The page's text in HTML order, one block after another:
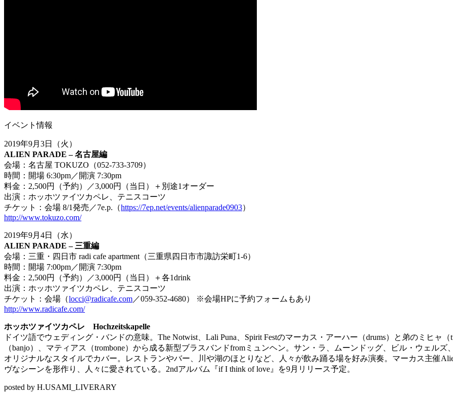
イベント情報
2019年9月 3日（火）
ALIEN PARADE –名古屋編
会場：名古屋 TOKUZO （052-733-3709）
時間：開場 6:30pm／開演 7:30pm
料金： 2,500円（予約）／3,000円（当日）＋別途1 オーダー
出演：ホッホツァイツカペレ、テニスコーツ
チケット：会場 8/1発売／7e.p. （https://7ep.net/events/alienparade0903）
http://www.tokuzo.com/
2019年9月 4日（水）
ALIEN PARADE – 三重編
会場：三重・四日市 radi cafe apartment （三重県四日市市諏訪栄町1-6）
時間：開場 7:00pm／開演 7:30pm
料金： 2,500円（予約）／3,000円（当日）＋各1drink
出演：ホッホツァイツカペレ、テニスコーツ
チケット：会場（locci@radicafe.com／059-352-4680） ※会場HPに予約フォームもあり
http://www.radicafe.com/
ホッホツァイツカペレ Hochzeitskapelle
ドイツ語でウェディング・バンドの意味。The Notwist、Lali Puna、Spirit Festのマーカス・アーハー（drums）と弟のミヒャ（
（banjo）、マティアス（trombone） から成る新型ブラスバンドfromミュンヘン。サン・ラ、
ムーンドッグ、ビル・ウェルズ
オリジナルなスタイルでカバー。レストランやバー、
川や湖のほとりなど、人々が飲み踊る場を好み演奏。 マーカス主催
ヴなシーンを形作り、人々に愛されている。 2ndアルバム『if I think of love』を9月リリース予定。
posted by H.USAMI_LIVERARY